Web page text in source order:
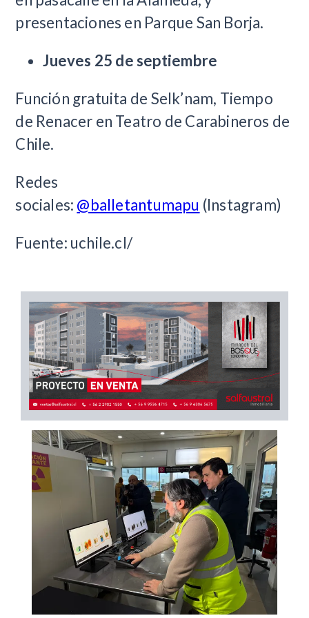
presentaciones en Parque San Borja.
Jueves 25 de septiembre
Función gratuita de Selk’nam, Tiempo
de Renacer en Teatro de Carabineros de
Chile.
Redes
sociales: @balletantumapu (Instagram)
Fuente: uchile.cl/